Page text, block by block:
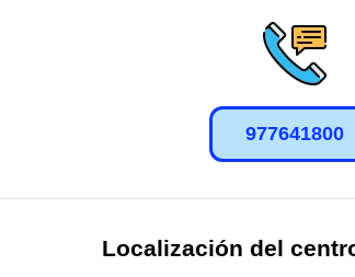
977641800
Localización del